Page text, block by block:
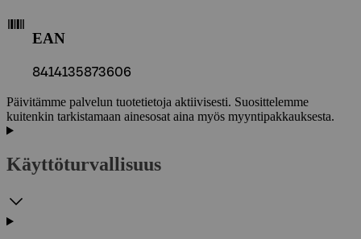
EAN
8414135873606
Päivitämme palvelun tuotetietoja aktiivisesti. Suosittelemme
kuitenkin tarkistamaan ainesosat aina myös myyntipakkauksesta.
Käyttöturvallisuus